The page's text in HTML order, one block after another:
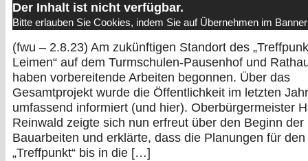
Der Inhalt ist nicht verfügbar.
Bitte erlauben Sie Cookies, indem Sie auf Übernehmen im
(fwu – 2.8.23) Am zukünftigen Standort des
Leimen“ auf dem Turmschulen-Pausenhof und
haben vorbereitende Arbeiten begonnen. Über das
Gesamtprojekt wurde die Öffentlichkeit im letzten
umfassend informiert (und hier). Oberbürgermeister
Reinwald zeigte sich nun erfreut über den Beginn der
Bauarbeiten und erklärte, dass die Planungen für den
„Treffpunkt“ bis in die […]